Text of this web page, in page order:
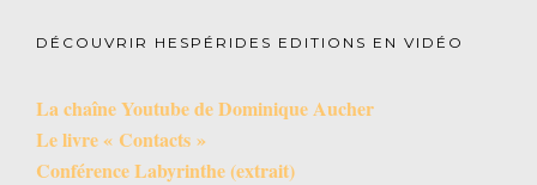
DÉCOUVRIR HESPÉRIDES EDITIONS EN VIDÉO
La chaîne Youtube de Dominique Aucher
Le livre « Contacts »
Conférence Labyrinthe (extrait)